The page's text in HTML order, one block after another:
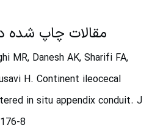
مقالات چاپ شده
MR, Danesh AK, Sharifi FA,
H. Continent ileocecal
in situ appendix conduit. J
8